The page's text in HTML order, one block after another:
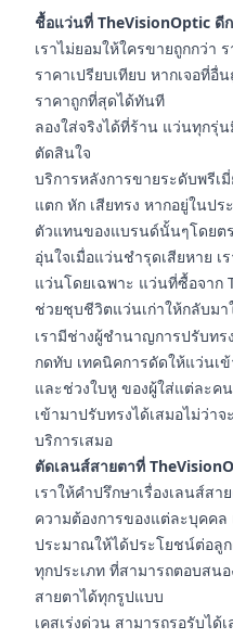
ชื้อแว่นที่ TheVisionOptic ดีก
เราไม่ยอมให้ใครขายถูกกว่า
ราคาเปรียบเทียบ หากเจอที่อื่
ราคาถูกที่สุดได้ทันที
ลองใส่จริงได้ที่ร้าน แว่นทุกรุ่
ตัดสินใจ
บริการหลังการขายระดับพรีเ
แตก หัก เสียทรง หากอยู่ในป
ตัวแทนของแบรนด์นั้นๆโดยต
อุ่นใจเมื่อแว่นชำรุดเสียหาย
แว่นโดยเฉพาะ แว่นที่ซื้อจาก
ช่วยชุบชีวิตแว่นเก่าให้กลับมา
เรามีช่างผู้ชำนาญการปรับท
กดทับ เทคนิคการดัดให้แว่น
และช่วงใบหู ของผู้ใส่แต่ละค
เข้ามาปรับทรงได้เสมอไม่ว่า
บริการเสมอ
ตัดเลนส์สายตาที่
เราให้คำปรึกษาเรื่องเลนส์ส
ความต้องการของแต่ละบุคค
ประมาณให้ได้ประโยชน์ต่อลู
ทุกประเภท ที่สามารถตอบสน
สายตาได้ทุกรูปแบบ
เคสเร่งด่วน สามารถรอรับไ